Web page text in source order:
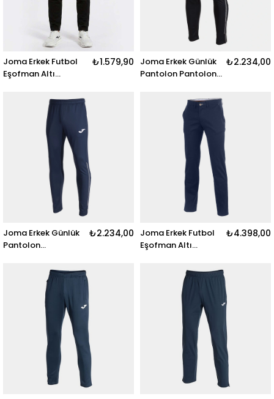
Joma Erkek Futbol
Eşofman Altı
Pant 9212329
₺1.579,90
Joma Erkek Günlük
Pantolon Pantolon
Championship
₺2.234,00
Joma Erkek Günlük
Pantolon
104281.332
₺2.234,00
Joma Erkek Futbol
Eşofman Altı
Pants 100819.331
₺4.398,00